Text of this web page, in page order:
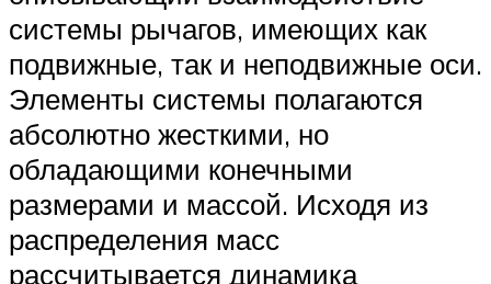
системы рычагов, имеющих как
подвижные, так и неподвижные оси.
Элементы системы полагаются
абсолютно жесткими, но
обладающими конечными
размерами и массой. Исходя из
распределения масс
рассчитывается динамика